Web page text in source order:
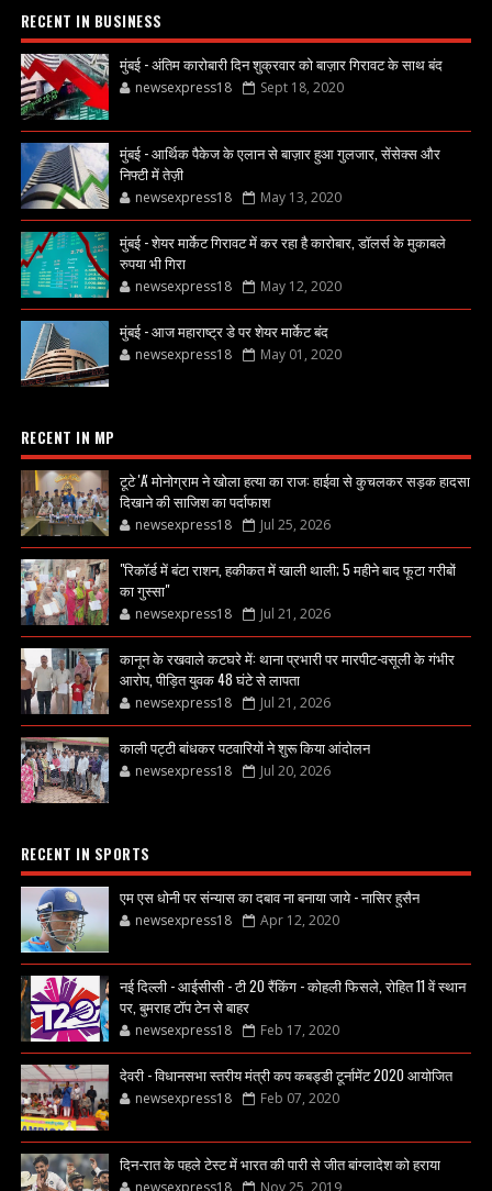
RECENT IN BUSINESS
मुंबई - अंतिम कारोबारी दिन शुक्रवार को बाज़ार गिरावट के साथ बंद
newsexpress18 Sept 18, 2020
मुंबई - आर्थिक पैकेज के एलान से बाज़ार हुआ गुलजार, सेंसेक्स और
निफ्टी में तेज़ी
newsexpress18 May 13, 2020
मुंबई - शेयर मार्केट गिरावट में कर रहा है कारोबार, डॉलर्स के मुकाबले
रुपया भी गिरा
newsexpress18 May 12, 2020
मुंबई - आज महाराष्ट्र डे पर शेयर मार्केट बंद
newsexpress18 May 01, 2020
RECENT IN MP
टूटे 'A' मोनोग्राम ने खोला हत्या का राज: हाईवा से कुचलकर सड़क हादसा
दिखाने की साजिश का पर्दाफाश
newsexpress18 Jul 25, 2026
"रिकॉर्ड में बंटा राशन, हकीकत में खाली थाली; 5 महीने बाद फूटा गरीबों
का गुस्सा"
newsexpress18 Jul 21, 2026
कानून के रखवाले कटघरे में: थाना प्रभारी पर मारपीट-वसूली के गंभीर
आरोप, पीड़ित युवक 48 घंटे से लापता
newsexpress18 Jul 21, 2026
काली पट्टी बांधकर पटवारियों ने शुरू किया आंदोलन
newsexpress18 Jul 20, 2026
RECENT IN SPORTS
एम एस धोनी पर संन्यास का दबाव ना बनाया जाये - नासिर हुसैन
newsexpress18 Apr 12, 2020
नई दिल्ली - आईसीसी - टी 20 रैंकिंग - कोहली फिसले, रोहित 11 वें स्थान
पर, बुमराह टॉप टेन से बाहर
newsexpress18 Feb 17, 2020
देवरी - विधानसभा स्तरीय मंत्री कप कबड्डी टूर्नामेंट 2020 आयोजित
newsexpress18 Feb 07, 2020
दिन-रात के पहले टेस्ट में भारत की पारी से जीत बांग्लादेश को हराया
newsexpress18 Nov 25, 2019